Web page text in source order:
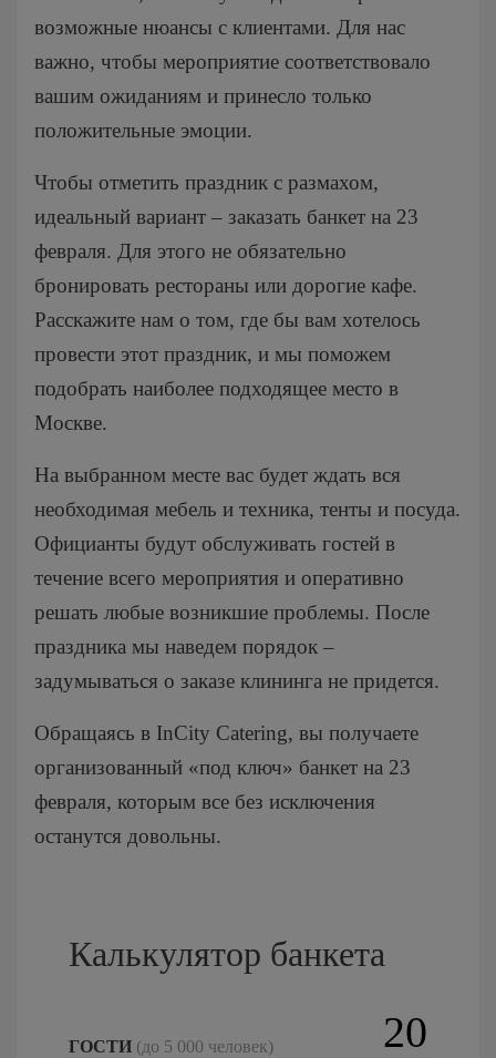
На 25 человек
На 60 человек
На новый год
На 23 февраля
На 8 марта
На выпускной
Люберцы
Мытищи
Одинцово
Подольск
Пушкино
Раменское
Химки
возможные нюансы с клиентами. Для нас
важно, чтобы мероприятие соответствовало
вашим ожиданиям и принесло только
положительные эмоции.
Чтобы отметить праздник с размахом,
идеальный вариант – заказать банкет на 23
февраля. Для этого не обязательно
бронировать рестораны или дорогие кафе.
Расскажите нам о том, где бы вам хотелось
провести этот праздник, и мы поможем
подобрать наиболее подходящее место в
Москве.
На выбранном месте вас будет ждать вся
необходимая мебель и техника, тенты и посуда.
Официанты будут обслуживать гостей в
течение всего мероприятия и оперативно
решать любые возникшие проблемы. После
праздника мы наведем порядок –
задумываться о заказе клининга не придется.
Обращаясь в InCity Catering, вы получаете
организованный «под ключ» банкет на 23
февраля, которым все без исключения
останутся довольны.
Калькулятор банкета
ГОСТИ (до 5 000 человек)